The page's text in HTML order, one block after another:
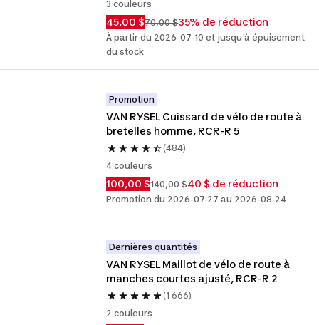
3 couleurs
45,00 $70,00 $35% de réduction
À partir du 2026-07-10 et jusqu'à épuisement
du stock
Promotion
VAN RYSEL Cuissard de vélo de route à
bretelles homme, RCR-R 5
(484)
4 couleurs
100,00 $140,00 $40 $ de réduction
Promotion du 2026-07-27 au 2026-08-24
Dernières quantités
VAN RYSEL Maillot de vélo de route à
manches courtes ajusté, RCR-R 2
(1 666)
2 couleurs